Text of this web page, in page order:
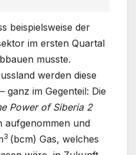
beispielsweise der
im ersten Quartal
musste.
werden diese
ganz im Gegenteil: Die
Power of Siberia 2
aufgenommen und
3 (bcm) Gas, welches